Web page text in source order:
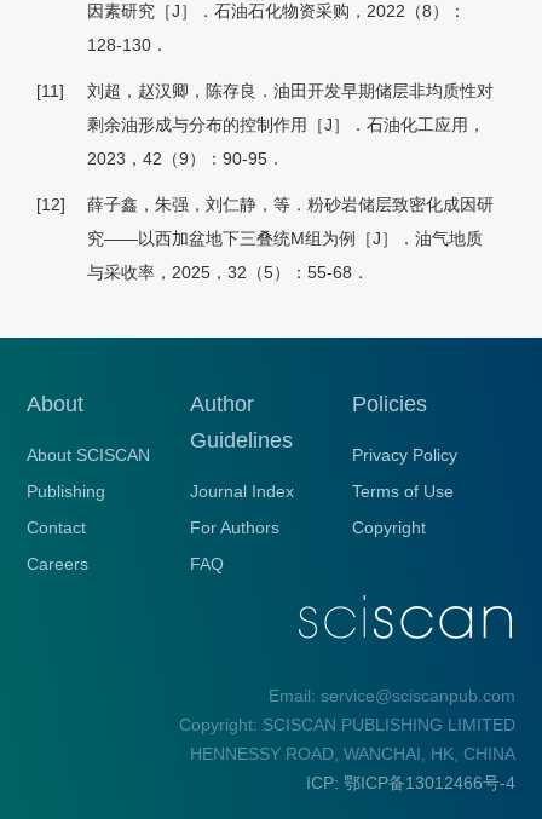
因素研究［J］．石油石化物资采购，2022（8）：
128-130．
[11]
刘超，赵汉卿，陈存良．油田开发早期储层非均质性对
剩余油形成与分布的控制作用［J］．石油化工应用，
2023，42（9）：90-95．
[12]
薛子鑫，朱强，刘仁静，等．粉砂岩储层致密化成因研
究——以西加盆地下三叠统M组为例［J］．油气地质
与采收率，2025，32（5）：55-68．
About
About SCISCAN
Publishing
Contact
Careers
Author
Guidelines
Journal Index
For Authors
FAQ
Policies
Privacy Policy
Terms of Use
Copyright
Email: service@sciscanpub.com
Copyright: SCISCAN PUBLISHING LIMITED
HENNESSY ROAD, WANCHAI, HK, CHINA
ICP: 鄂ICP备13012466号-4